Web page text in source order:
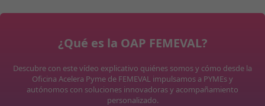
¿Qué es la OAP FEMEVAL?
Descubre con este vídeo explicativo quiénes somos y cómo desde la
Oficina Acelera Pyme de FEMEVAL impulsamos a PYMEs y
autónomos con soluciones innovadoras y acompañamiento
personalizado.